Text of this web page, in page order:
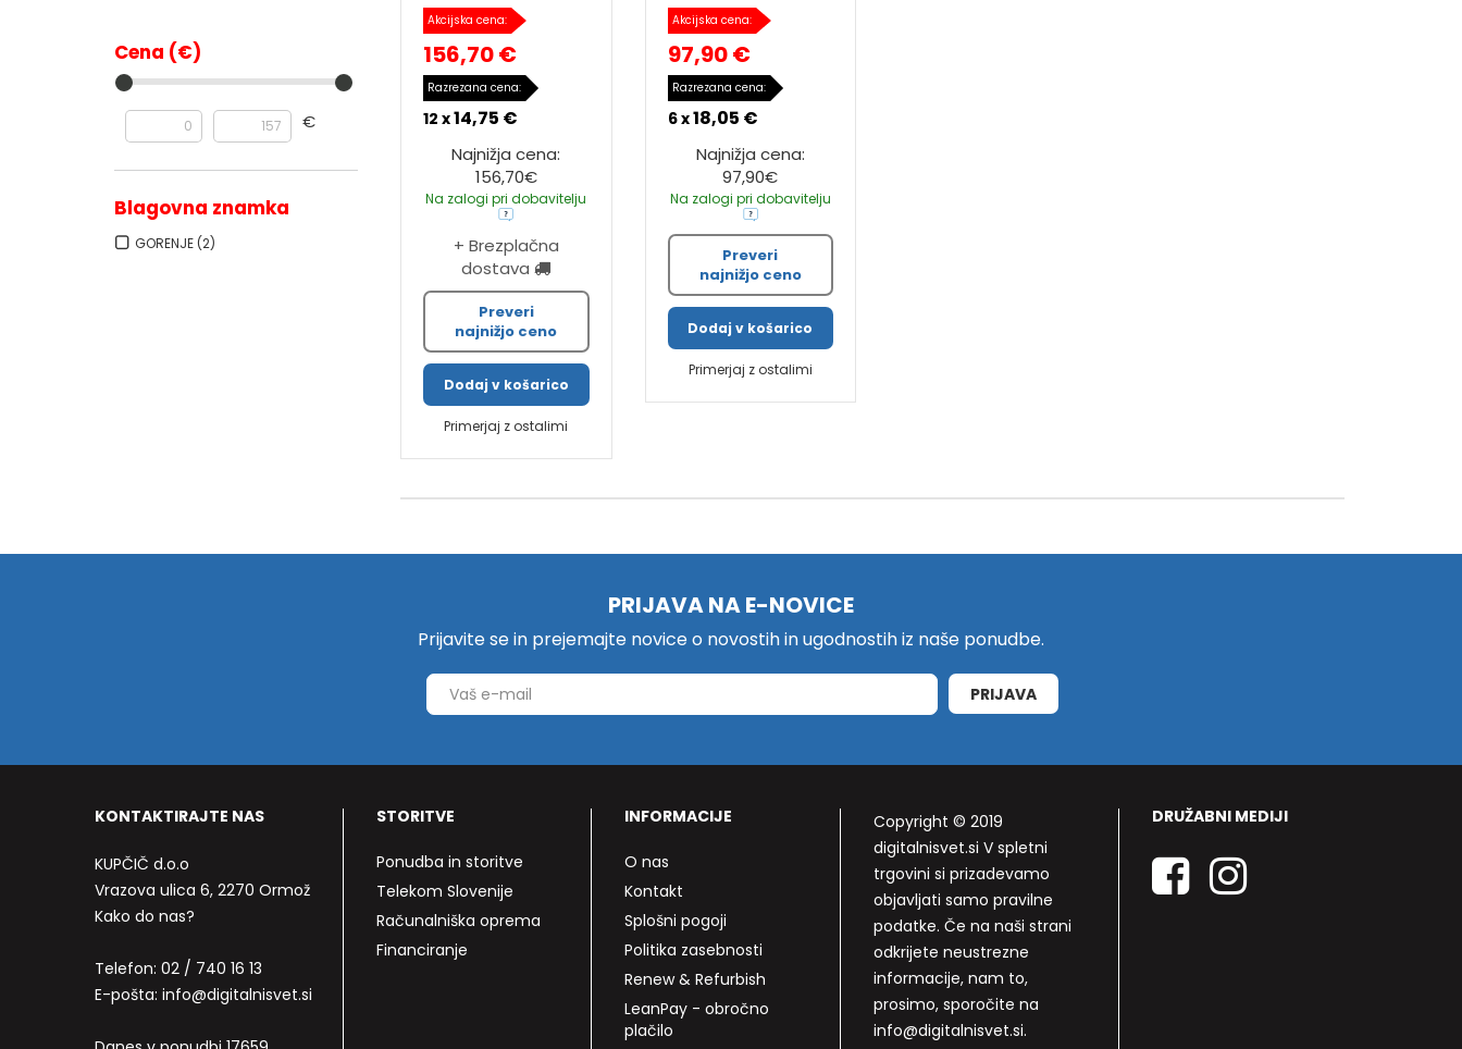
Cena (€)
€
Blagovna znamka
GORENJE (2)
Akcijska cena:
156,70 €
Razrezana cena:
12 x14,75 €
Najnižja cena:
156,70€
Na zalogi pri dobavitelju
+ Brezplačna
dostava
Preveri
najnižjo ceno
Dodaj v košarico
Primerjaj z ostalimi
Akcijska cena:
97,90 €
Razrezana cena:
6 x18,05 €
Najnižja cena:
97,90€
Na zalogi pri dobavitelju
Preveri
najnižjo ceno
Dodaj v košarico
Primerjaj z ostalimi
PRIJAVA NA E-NOVICE
Prijavite se in prejemajte novice o novostih in ugodnostih iz naše ponudbe.
PRIJAVA
KONTAKTIRAJTE NAS
KUPČIČ d.o.o
Vrazova ulica 6, 2270 Ormož
Kako do nas?
Telefon: 02 / 740 16 13
E-pošta: info@digitalnisvet.si
STORITVE
Ponudba in storitve
Telekom Slovenije
Računalniška oprema
Financiranje
INFORMACIJE
O nas
Kontakt
Splošni pogoji
Politika zasebnosti
Renew & Refurbish
LeanPay - obročno
plačilo
Copyright © 2019
digitalnisvet.si V spletni
trgovini si prizadevamo
objavljati samo pravilne
podatke. Če na naši strani
odkrijete neustrezne
informacije, nam to,
prosimo, sporočite na
info@digitalnisvet.si.
DRUŽABNI MEDIJI